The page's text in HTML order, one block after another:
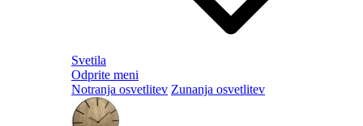
Svetila
Odprite meni
Notranja osvetlitev Zunanja osvetlitev